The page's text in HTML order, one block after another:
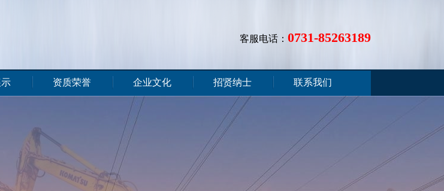
客服电话： 0731-85263189
资质荣誉 企业文化 招贤纳士 联系我们